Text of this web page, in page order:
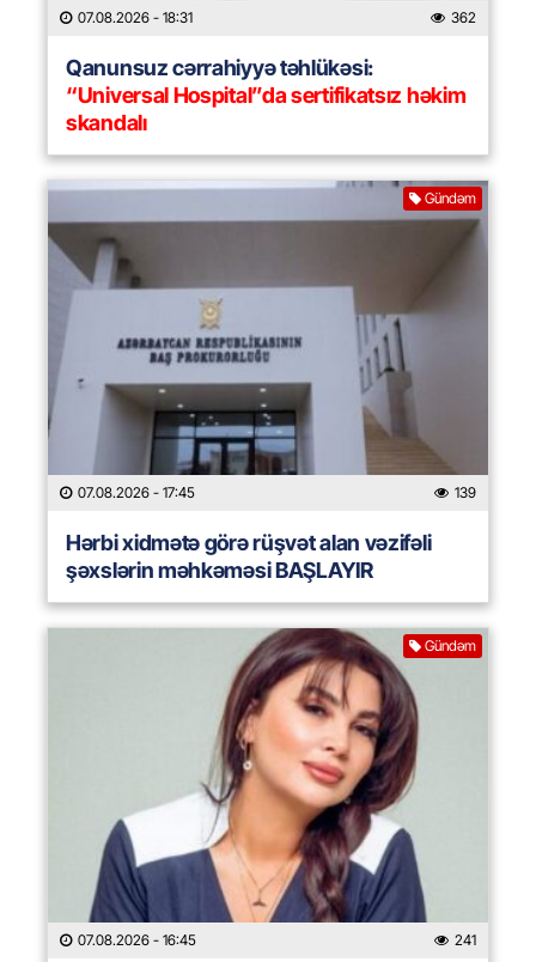
07.08.2026 - 18:31 362
Qanunsuz cərrahiyyə təhlükəsi:
“Universal Hospital”da sertifikatsız həkim
skandalı
Gündəm
07.08.2026 - 17:45 139
Hərbi xidmətə görə rüşvət alan vəzifəli
şəxslərin məhkəməsi BAŞLAYIR
Gündəm
07.08.2026 - 16:45 241